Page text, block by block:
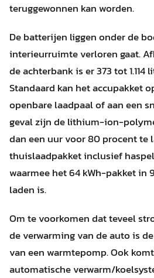
teruggewonnen kan worden.
De batterijen liggen onder de
interieurruimte verloren gaat.
de achterbank is er 373 tot 1.114
Standaard kan het accupakket
openbare laadpaal of aan een
geval zijn de lithium-ion-
dan een uur voor 80 procent te
thuislaadpakket inclusief
waarmee het 64 kWh-pakket in
laden is.
Om te voorkomen dat teveel
de verwarming van de auto is
van een warmtepomp. Ook
automatische verwarm/